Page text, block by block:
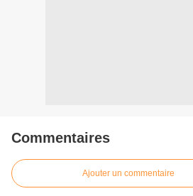
Commentaires
Ajouter un commentaire